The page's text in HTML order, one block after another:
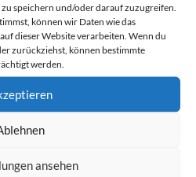
speichern und/oder darauf zuzugreifen.
können wir Daten wie das
dieser Website verarbeiten. Wenn du
zurückziehst, können bestimmte
werden.
ansehen
mit BabyOne den
sind los!